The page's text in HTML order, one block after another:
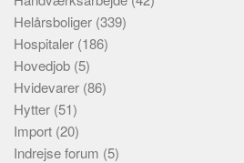
Helårsboliger (339)
Hospitaler (186)
Hovedjob (5)
Hvidevarer (86)
Hytter (51)
Import (20)
Indrejse forum (5)